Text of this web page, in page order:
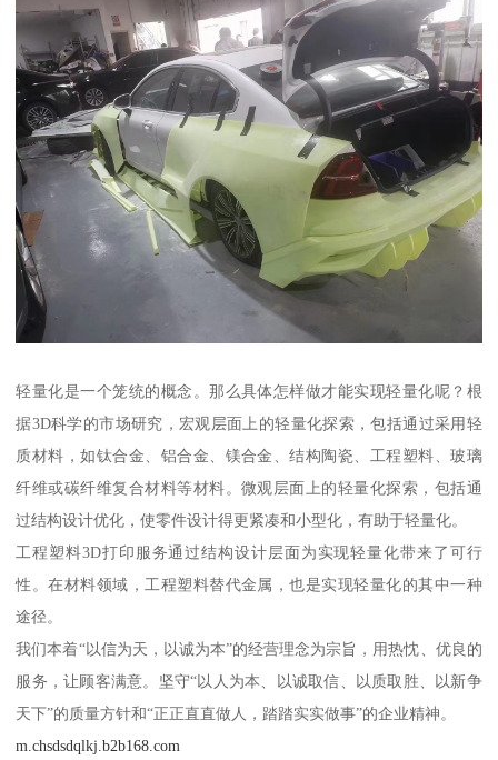
轻量化是一个笼统的概念。那么具体怎样做才能实现轻量化呢？根
据3D科学的市场研究，宏观层面上的轻量化探索，包括通过采用轻
质材料，如钛合金、铝合金、镁合金、结构陶瓷、工程塑料、玻璃
纤维或碳纤维复合材料等材料。微观层面上的轻量化探索，包括通
过结构设计优化，使零件设计得更紧凑和小型化，有助于轻量化。
工程塑料3D打印服务通过结构设计层面为实现轻量化带来了可行
性。在材料领域，工程塑料替代金属，也是实现轻量化的其中一种
途径。
我们本着“以信为天，以诚为本”的经营理念为宗旨，用热忱、优良的
服务，让顾客满意。坚守“以人为本、以诚取信、以质取胜、以新争
天下”的质量方针和“正正直直做人，踏踏实实做事”的企业精神。
m.chsdsdqlkj.b2b168.com